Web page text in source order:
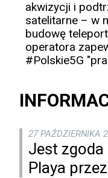
akwizycji i
satelitarne – w
budowę
operatora
#Polskie5G
27 PAŹDZIERNIKA
Jest
Playa